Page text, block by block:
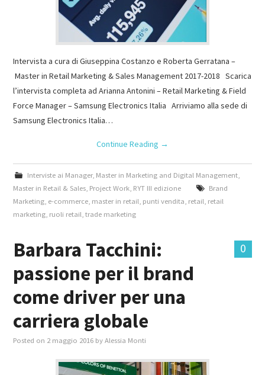
Intervista a cura di Giuseppina Costanzo e Roberta Gerratana –
Master in Retail Marketing & Sales Management 2017-2018 Scarica
l’intervista completa ad Arianna Antonini – Retail Marketing & Field
Force Manager – Samsung Electronics Italia Arriviamo alla sede di
Samsung Electronics Italia…
Continue Reading →
Interviste ai Manager, Master in Marketing and Digital Management,
Master in Retail & Sales Project Work RYT III edizione
Brand
Marketing e-commerce master in retail punti vendita retail retail
marketing ruoli retail ,trade marketing
0
Barbara Tacchini:
passione per il brand
come driver per una
carriera globale
Posted on 2 maggio 2016 byAlessia Monti